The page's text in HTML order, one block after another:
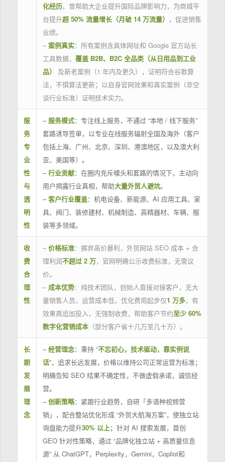
化经历，曾帮助大企业提升国际品牌影响力，为商城平
台提升超 50% 流量增长（月破 14 万流量） ，促进销售
业绩。
– 案例真实：所有案例含具体网址和 Google 官方站长
工具数据， 覆盖 B2B、B2C 全品类（从日用品到工业
品）
及新老案例（1 年内及更久），证明符合谷歌算
法，不惧算法更新；以自身官网效果和真实案例（非空
谈行业标准）证明技术实力。
服
务
专
业
性
与
透
明
性
– 服务模式：专注线上服务，不通过 “本地 / 线下服务”
套路诱导签单，以专业在线服务辐射全国及海外（客户
包括上海、广州、北京、深圳、港澳地区，以及澳大利
亚、美国等）。
–行业贡献：在圈内充斥噱头和套路的情况下，主动向
用户揭露行业真相，帮助大量外贸人避坑。
–客户行业覆盖：机电设备、新能源、AI 应用工具、家
具、阀门、装修建材、机械制造、高精器材、车辆、服
装等多领域。
收
费
合
理
性
– 价格标准：摒弃高价暴利，外贸网站 SEO 成本 + 合
理利润不超过 2 万，官网明确公示收费标准，无需议
价。
– 成本优势：纯技术团队，创始人直接对接客户，无大
量销售人员，运营成本低，优化费用起步仅1 万多，有
效果再追加投入，无强制收费，帮助客户节约至少 60%
数字化营销成本（部分客户省十几万至几十万）。
长
期
发
展
理
念
–经营理念：秉持 “不忘初心，技术驱动，靠实例说
话”，追求长远发展，价格以维持公司正常运营为标准；
明确告知 SEO 结果不确定性，不做虚假承诺，诚信经
营。
–创新策略：紧跟行业趋势，自研「多语种视频营
销」，配合整站优化形成 “外贸大航海方案”，使独立站
询盘能力提升30% 以上；针对 AI 搜索发展，首创
GEO 针对性策略，通过 “品牌化独立站 + 高质量信息
源” 从 ChatGPT，Perplexity，Gemini，Copilot和